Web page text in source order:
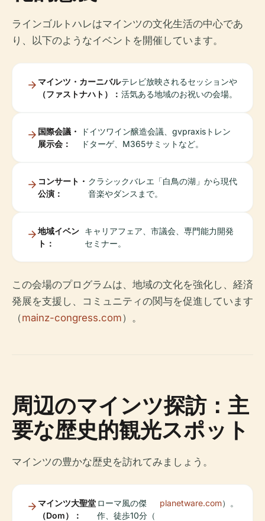
ラインゴルトハレはマインツの文化生活の中心であ
り、以下のようなイベントを開催しています。
マインツ・カーニバル
（ファストナハト）：
テレビ放映されるセッションや
活気ある地域のお祝いの会場。
国際会議・
展示会：
ドイツワイン醸造会議、gvpraxisトレン
ドターゲ、M365サミットなど。
コンサート・
公演：
クラシックバレエ「白鳥の湖」から現代
音楽やダンスまで。
地域イベン
ト：
キャリアフェア、市議会、専門能力開発
セミナー。
この会場のプログラムは、地域の文化を強化し、経済
発展を支援し、コミュニティの関与を促進しています
（mainz-congress.com）。
周辺のマインツ探訪：主
要な歴史的観光スポット
マインツの豊かな歴史を訪れてみましょう。
マインツ大聖堂
（Dom）：
ローマ風の傑
作、徒歩10分（
planetware.com）。